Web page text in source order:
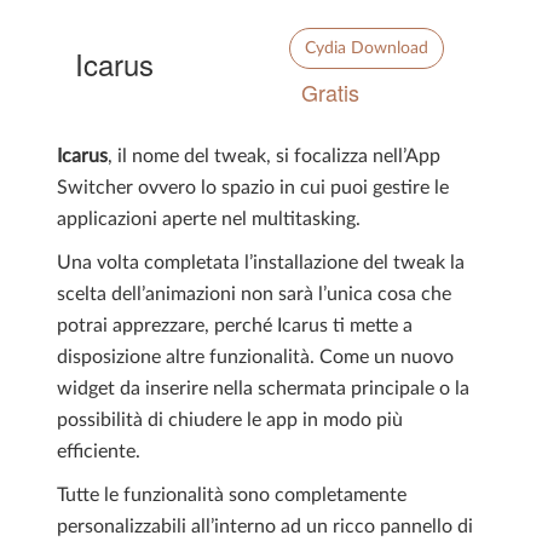
Icarus Cydia Download
Gratis
Icarus, il nome del tweak, si focalizza nell’App
Switcher ovvero lo spazio in cui puoi gestire le
applicazioni aperte nel multitasking.
Una volta completata l’installazione del tweak la
scelta dell’animazioni non sarà l’unica cosa che
potrai apprezzare, perché Icarus ti mette a
disposizione altre funzionalità. Come un nuovo
widget da inserire nella schermata principale o la
possibilità di chiudere le app in modo più
efficiente.
Tutte le funzionalità sono completamente
personalizzabili all’interno ad un ricco pannello di